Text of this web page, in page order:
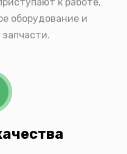
оборудование и